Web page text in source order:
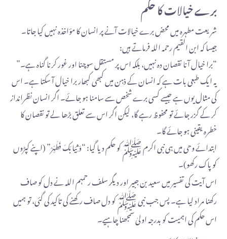
برے خیالات کا حکم
شریعت مطہرہ میں محض برے خیالات آنے پر انسان کا مؤاخذہ نہیں کیا جاتا۔
جیسا کہ ابن القیم رحمہ اللہ فرماتے ہیں:
“برا خیال آنا نقصان دہ نہیں، بلکہ اس پر مستقل سوچنا اور غور کرنا گناہ ہے۔”
یہ ایک طبعی بات ہے کہ انسان کے ذہن میں کبھی کبھار برا خیال آ سکتا ہے۔ اس
کی مثال یوں ہے جیسے کسی برے شخص سے سامنا ہو جائے۔ اگر انسان نظرانداز
کر کے گزر جائے تو محفوظ رہے گا، لیکن اگر اس سے تعلق بڑھا لے تو نقصان کا
خطرہ یقینی ہو جائے گا۔
ابتدائے وحی میں ہی نبی اکرم ﷺ کو حکم دیا گیا: “وَثِيَابَكَ فَطَهِّرْ” (اپنے کپڑوں
کو پاک رکھو)۔
اس آیت کی تفسیر میں سعید بن جبیر اور دیگر سلف رحمہم اللہ نے دل کو صاف
رکھنا مراد لیا ہے۔ پس جب نبی ﷺ کو دل صاف رکھنے کی تاکید کی گئی، تو ہمیں
اس حکم کی اہمیت کو بدرجہ اولیٰ سمجھنا چاہیے۔